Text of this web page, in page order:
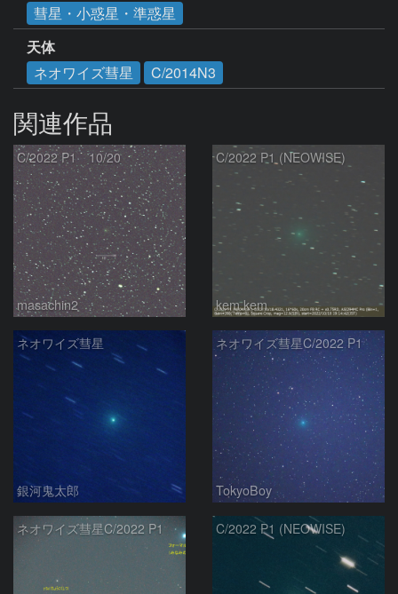
彗星・小惑星・準惑星
天体
ネオワイズ彗星
C/2014N3
関連作品
C/2022 P1 10/20
masachin2
C/2022 P1 (NEOWISE)
kem.kem
ネオワイズ彗星
銀河鬼太郎
ネオワイズ彗星C/2022 P1
TokyoBoy
ネオワイズ彗星C/2022 P1 C/2022 P1 (NEOWISE)